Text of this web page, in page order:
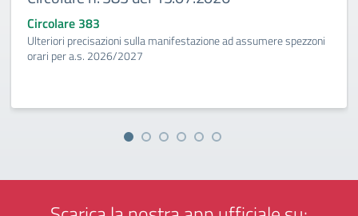
Circolare 383
Ulteriori precisazioni sulla manifestazione ad assumere spezzoni
orari per a.s. 2026/2027